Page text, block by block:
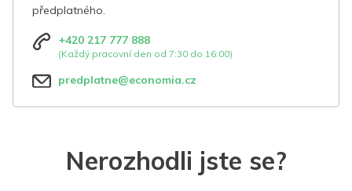
předplatného.
+420 217 777 888
(Každý pracovní den od 7:30 do 16:00)
predplatne@economia.cz
Nerozhodli jste se?